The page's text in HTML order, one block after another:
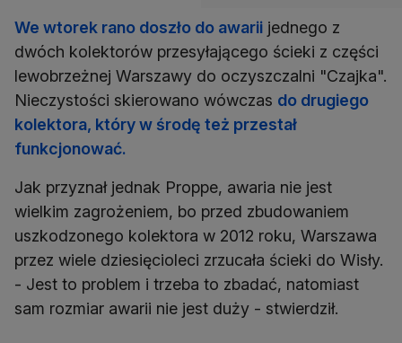
We wtorek rano doszło do awarii jednego z
dwóch kolektorów przesyłającego ścieki z części
lewobrzeżnej Warszawy do oczyszczalni "Czajka".
Nieczystości skierowano wówczas do drugiego
kolektora, który w środę też przestał
funkcjonować.
Jak przyznał jednak Proppe, awaria nie jest
wielkim zagrożeniem, bo przed zbudowaniem
uszkodzonego kolektora w 2012 roku, Warszawa
przez wiele dziesięcioleci zrzucała ścieki do Wisły.
- Jest to problem i trzeba to zbadać, natomiast
sam rozmiar awarii nie jest duży - stwierdził.